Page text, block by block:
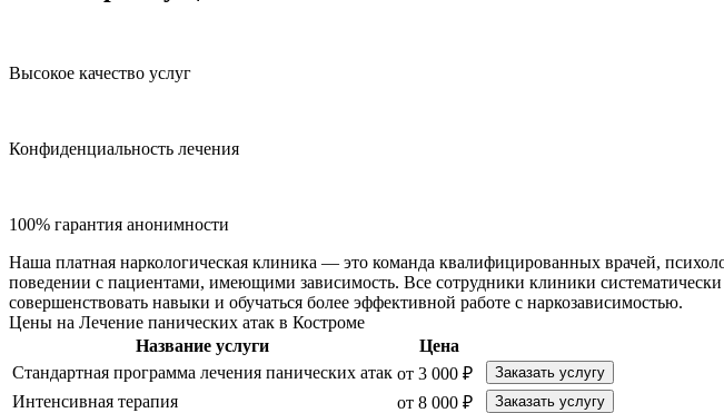
Высокое качество услуг
Конфиденциальность лечения
100% гарантия анонимности
Наша платная наркологическая клиника — это команда квалифицированных врачей,
поведении с пациентами, имеющими зависимость. Все сотрудники клиники
совершенствовать навыки и обучаться более эффективной работе с наркозависимостью.
Цены на Лечение панических атак в Костроме
Название услуги
Цена
Стандартная программа лечения панических атак от 3 000 ₽ Заказать услугу
Интенсивная терапия от 8 000 ₽ Заказать услугу